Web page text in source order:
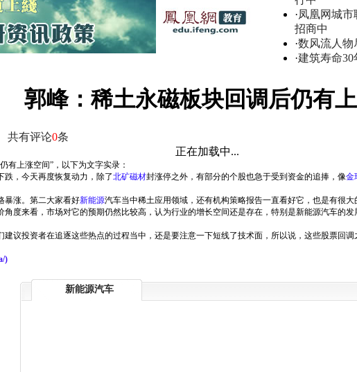
·凤凰网城市
招商中
·数风流人物
·建筑寿命30
郭峰：稀土永磁板块回调后仍有
共有评论0条
正在加载中...
有上涨空间”，以下为文字实录：
，今天再度恢复动力，除了北矿磁材封涨停之外，有部分的个股也急于受到资金的追捧，像金
暴涨。第二大家看好新能源汽车当中稀土应用领域，还有机构策略报告一直看好它，也是有很
度来看，市场对它的预期仍然比较高，认为行业的增长空间还是存在，特别是新能源汽车的
议投资者在追逐这些热点的过程当中，还是要注意一下短线了技术面，所以说，这些股票回
)
新能源汽车